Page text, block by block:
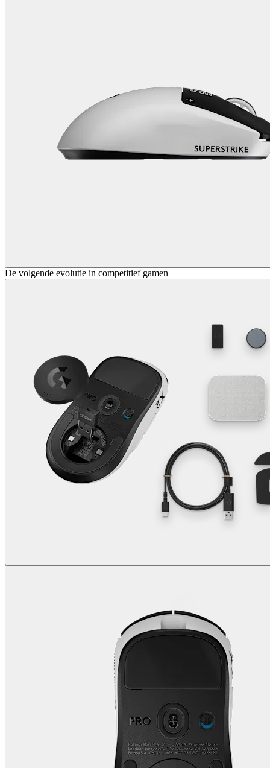
De volgende evolutie in competitief gamen